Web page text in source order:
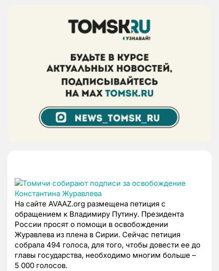
На сайте AVAAZ.org размещена петиция с
обращением к Владимиру Путину. Президента
России просят о помощи в освобождении
Журавлева из плена в Сирии. Сейчас петиция
собрала 494 голоса, для того, чтобы довести ее до
главы государства, необходимо многим больше –
5 000 голосов.